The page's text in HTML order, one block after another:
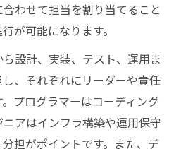
わせて担当を割り当てること
が可能になります。
設計、実装、テスト、運用ま
、それぞれにリーダーや責任
プログラマーはコーディング
アはインフラ構築や運用保守
担がポイントです。また、デ